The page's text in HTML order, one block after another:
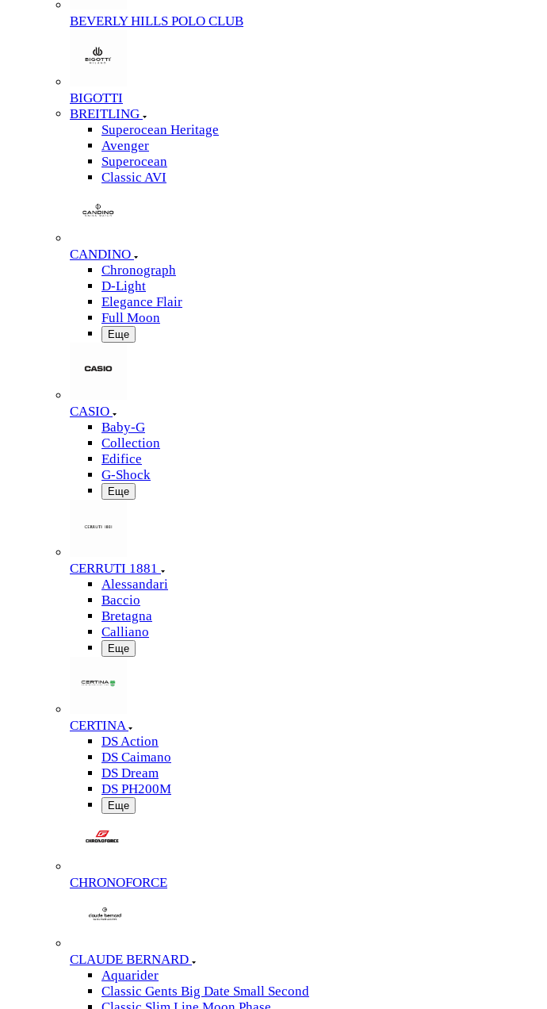
BEVERLY HILLS POLO CLUB
BIGOTTI
BREITLING
Superocean Heritage
Avenger
Superocean
Classic AVI
CANDINO
Chronograph
D-Light
Elegance Flair
Full Moon
Еще
CASIO
Baby-G
Collection
Edifice
G-Shock
Еще
CERRUTI 1881
Alessandari
Baccio
Bretagna
Calliano
Еще
CERTINA
DS Action
DS Caimano
DS Dream
DS PH200M
Еще
CHRONOFORCE
CLAUDE BERNARD
Aquarider
Classic Gents Big Date Small Second